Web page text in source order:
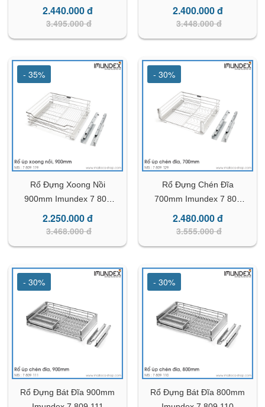
104
2.440.000 đ
3.495.000 đ
135
2.400.000 đ
3.448.000 đ
- 35%
Rổ Đựng Xoong Nồi
900mm Imundex 7 809
119
2.250.000 đ
3.468.000 đ
- 30%
Rổ Đựng Chén Đĩa
700mm Imundex 7 809
129
2.480.000 đ
3.555.000 đ
- 30%
Rổ Đựng Bát Đĩa 900mm
- 30%
Rổ Đựng Bát Đĩa 800mm